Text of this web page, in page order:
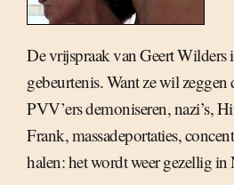
De vrijspraak van Geert Wilders
gebeurtenis. Want ze wil zeggen
PVV’ers demoniseren, nazi’s,
Frank, massadeportaties,
halen: het wordt weer gezellig in